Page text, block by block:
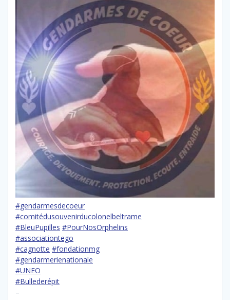
#gendarmesdecoeur
#comitédusouvenirducolonelbeltrame
#BleuPupilles #PourNosOrphelins
#associationtego
#cagnotte #fondationmg
#gendarmerienationale
#UNEO
#Bullederépit
–